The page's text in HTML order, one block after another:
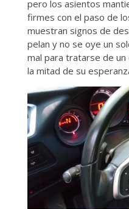
pero los asientos
firmes con el paso de
muestran signos de
pelan y no se oye un
mal para tratarse de un
la mitad de su